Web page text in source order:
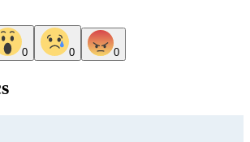
0 0 0